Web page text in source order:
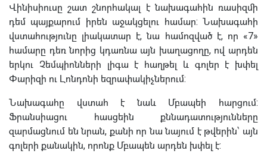
Վինիսիուսը շատ շնորհակալ է նախագահին ռասիզմի
դեմ պայքարում իրեն աջակցելու համար: Նախագահի
վստահությունը լիակատար է, նա համոզված է, որ «7»
համարը դեռ նորից կդառնա այն խաղացողը, ով արդեն
երկու Չեմպիոնների լիգա է հաղթել և գոլեր է խփել
Փարիզի ու Լոնդոնի եզրափակիչներում:
Նախագահը վստահ է նաև Մբապեի հարցում:
Ֆրանսիացու հասցեին քննադատությունները
զարմացնում են նրան, քանի որ նա նայում է թվերին՝ այն
գոլերի քանակին, որոնք Մբապեն արդեն խփել է: